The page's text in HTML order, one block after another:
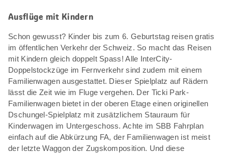
Ausflüge mit Kindern
Schon gewusst? Kinder bis zum 6. Geburtstag reisen gratis
im öffentlichen Verkehr der Schweiz. So macht das Reisen
mit Kindern gleich doppelt Spass! Alle InterCity-
Doppelstockzüge im Fernverkehr sind zudem mit einem
Familienwagen ausgestattet. Dieser Spielplatz auf Rädern
lässt die Zeit wie im Fluge vergehen. Der Ticki Park-
Familienwagen bietet in der oberen Etage einen originellen
Dschungel-Spielplatz mit zusätzlichem Stauraum für
Kinderwagen im Untergeschoss. Achte im SBB Fahrplan
einfach auf die Abkürzung FA, der Familienwagen ist meist
der letzte Waggon der Zugskomposition. Und diese